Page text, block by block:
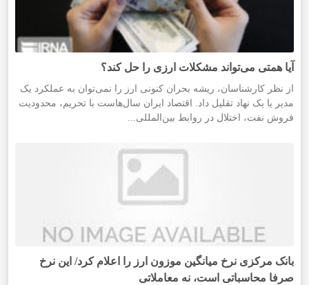
آیا همتی می‌تواند مشکلات ارزی را حل کند؟
از نظر کارشناسان، ریشه بحران کنونی ارز را نمی‌توان به عملکرد یک
مدیر یا یک نهاد تقلیل داد. اقتصاد ایران سال‌هاست با تحریم، محدودیت
فروش نفت، اختلال در روابط بین‌المللی...
بانک مرکزی نرخ میانگین موزون ارز را اعلام کرد/ این نرخ
صرفا محاسباتی است، نه معاملاتی